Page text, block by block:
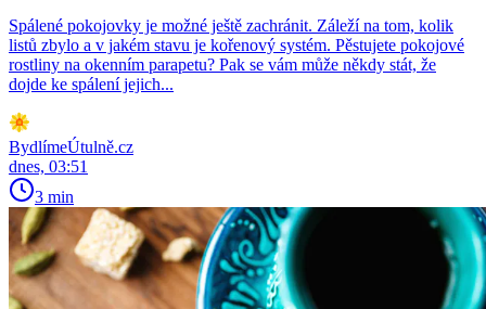
Spálené pokojovky je možné ještě zachránit. Záleží na tom, kolik
listů zbylo a v jakém stavu je kořenový systém. Pěstujete pokojové
rostliny na okenním parapetu? Pak se vám může někdy stát, že
dojde ke spálení jejich...
BydlímeÚtulně.cz
dnes, 03:51
3 min